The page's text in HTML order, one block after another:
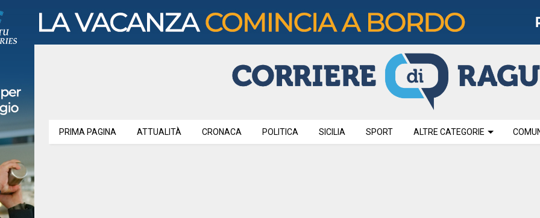
PRIMA PAGINA ATTUALITÀ CRONACA POLITICA SICILIA SPORT ALTRE CATEGORIE